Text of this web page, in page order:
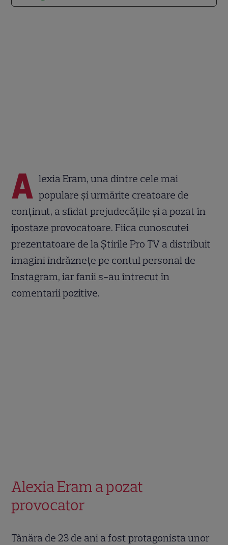
A lexia Eram, una dintre cele mai
populare și urmărite creatoare de
conținut, a sfidat prejudecățile și a pozat în
ipostaze provocatoare. Fiica cunoscutei
prezentatoare de la Știrile Pro TV a distribuit
imagini îndrăznețe pe contul personal de
Instagram, iar fanii s-au întrecut în
comentarii pozitive.
Alexia Eram a pozat
provocator
Tânăra de 23 de ani a fost protagonista unor